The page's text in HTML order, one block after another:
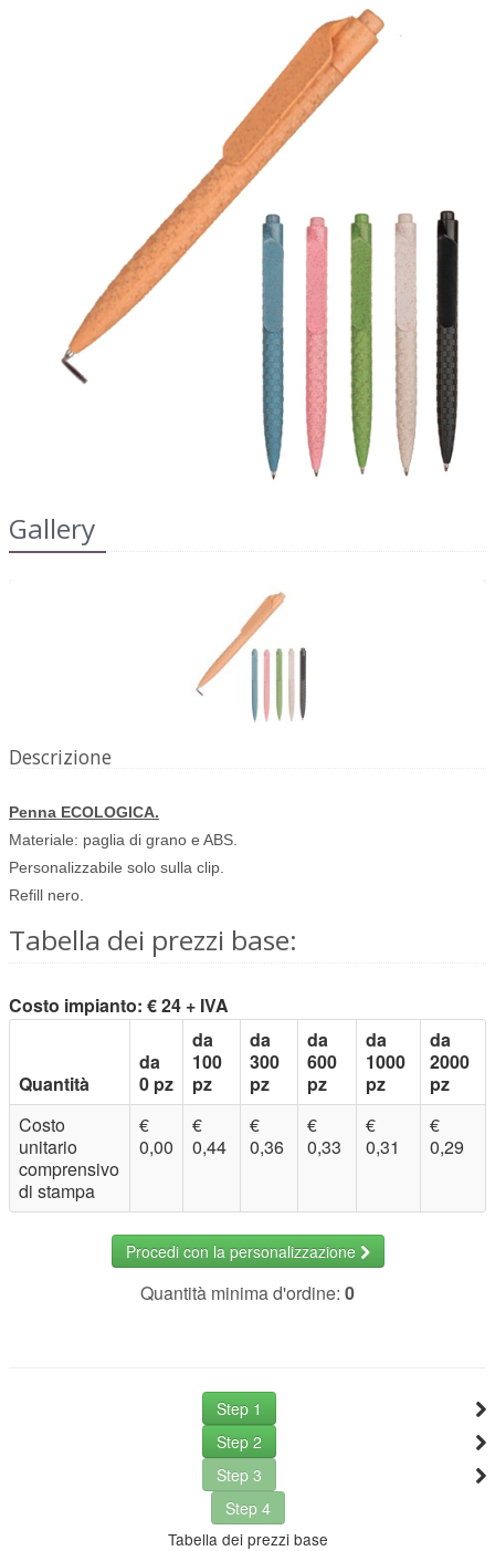
dell'IRAP"
Obblighi informativi per le erogazioni
pubbliche: gli aiuti di Stato e gli aiuti de
minimis ricevuti dalla nostra impresa sono
contenuti nel Registro nazionale degli aiuti di
Stato di cui all'art. 52 della L. 234/2012 a cui si
rinvia e consultabili al seguente link:
https://www.rna.gov.it/
Gallery
Descrizione
Penna ECOLOGICA.
Materiale: paglia di grano e ABS.
Personalizzabile solo sulla clip.
Refill nero.
Tabella dei prezzi base:
Costo impianto: € 24 + IVA
Quantità
da
0 pz
da
100
pz
da
300
pz
da
600
pz
da
1000
pz
da
2000
pz
Costo
unitario
comprensivo
di stampa
€
0,00
€
0,44
€
0,36
€
0,33
€
0,31
€
0,29
Procedi con la personalizzazione
Quantità minima d'ordine: 0
Step 1
Step 2
Step 3
Step 4
Tabella dei prezzi base